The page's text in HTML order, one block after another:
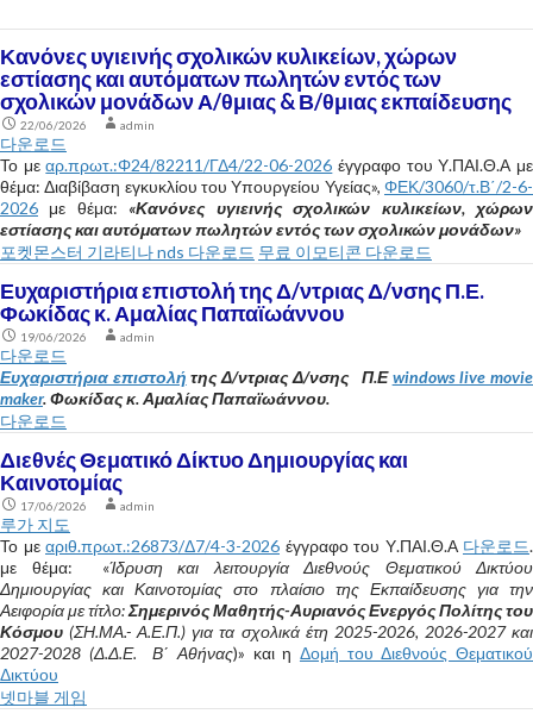
Κανόνες υγιεινής σχολικών κυλικείων, χώρων
εστίασης και αυτόματων πωλητών εντός των
σχολικών μονάδων Α/θμιας & Β/θμιας εκπαίδευσης
22/06/2026 admin
다운로드
Το μεαρ.πρωτ.:Φ24/82211/ΓΔ4/22-06-2026 έγγραφο του Υ.ΠΑΙ.Θ.Α με
θέμα: Διαβίβαση εγκυκλίου του Υπουργείου Υγείας», ΦΕΚ/3060/τ.Β΄/2-6-
2026 με θέμα: «Κανόνες υγιεινής σχολικών κυλικείων, χώρων
εστίασης και αυτόματων πωλητών εντός των σχολικών μονάδων»
포켓몬스터 기라티나 nds 다운로드 무료 이모티콘 다운로드
Ευχαριστήρια επιστολή της Δ/ντριας Δ/νσης Π.Ε.
Φωκίδας κ. Αμαλίας Παπαϊωάννου
19/06/2026 admin
다운로드
Ευχαριστήρια επιστολή της Δ/ντριας Δ/νσης Π.Εwindows live movie
maker. Φωκίδας κ. Αμαλίας Παπαϊωάννου.
다운로드
Διεθνές Θεματικό Δίκτυο Δημιουργίας και
Καινοτομίας
17/06/2026 admin
루가 지도
Το με αριθ.πρωτ.:26873/Δ7/4-3-2026 έγγραφο του Υ.ΠΑΙ.Θ.Α 다운로드.
με θέμα: «Ίδρυση και λειτουργία Διεθνούς Θεματικού Δικτύου
Δημιουργίας και Καινοτομίας στο πλαίσιο της Εκπαίδευσης για την
Αειφορία με τίτλο:Σημερινός Μαθητής-Αυριανός Ενεργός Πολίτης του
Κόσμου (ΣΗ.ΜΑ.- Α.Ε.Π.) για τα σχολικά έτη 2025-2026, 2026-2027 και
2027-2028 (Δ.Δ.Ε. Β΄ Αθήνας)» και η Δομή του Διεθνούς Θεματικού
Δικτύου
넷마블 게임